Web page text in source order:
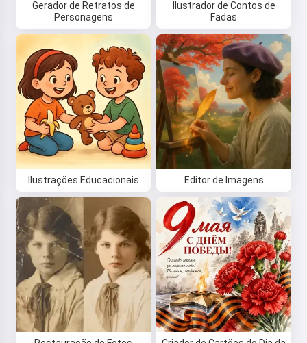
Gerador de Retratos de
Personagens
Ilustrador de Contos de
Fadas
Ilustrações Educacionais Editor de Imagens